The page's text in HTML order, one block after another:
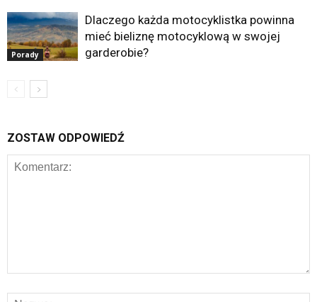
Porady
Dlaczego każda motocyklistka powinna
mieć bieliznę motocyklową w swojej
garderobie?
ZOSTAW ODPOWIEDŹ